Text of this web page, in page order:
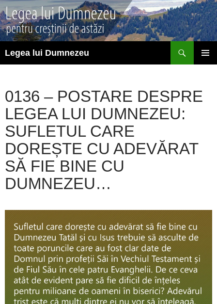
Sari
la
conținut
Legea lui Dumnezeu
0136 – POSTARE DESPRE
LEGEA LUI DUMNEZEU:
SUFLETUL CARE
DOREȘTE CU ADEVĂRAT
SĂ FIE BINE CU
DUMNEZEU…